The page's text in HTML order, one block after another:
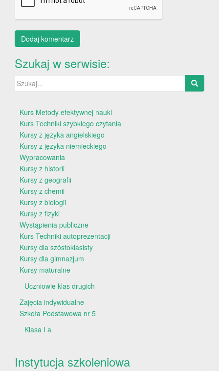
Szukaj w serwisie:
Szukaj:
Kurs Metody efektywnej nauki
Kurs Techniki szybkiego czytania
Kursy z języka angielskiego
Kursy z języka niemieckiego
Wypracowania
Kursy z historii
Kursy z geografii
Kursy z chemii
Kursy z biologii
Kursy z fizyki
Wystąpienia publiczne
Kurs Techniki autoprezentacji
Kursy dla szóstoklasisty
Kursy dla gimnazjum
Kursy maturalne
Uczniowie klas drugich
Zajęcia indywidualne
Szkoła Podstawowa nr 5
Klasa I a
Instytucja szkoleniowa